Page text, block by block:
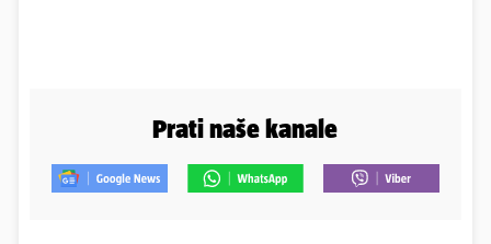
Prati naše kanale